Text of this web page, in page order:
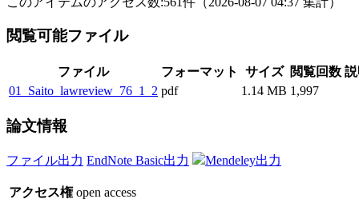
閲覧可能ファイル
ファイル フォーマット サイズ 閲覧回数 説
01_Saito_lawreview_76_1_2 pdf 1.14 MB 1,997
論文情報
ファイル出力 EndNote Basic出力 Mendeley出力
アクセス権 open access